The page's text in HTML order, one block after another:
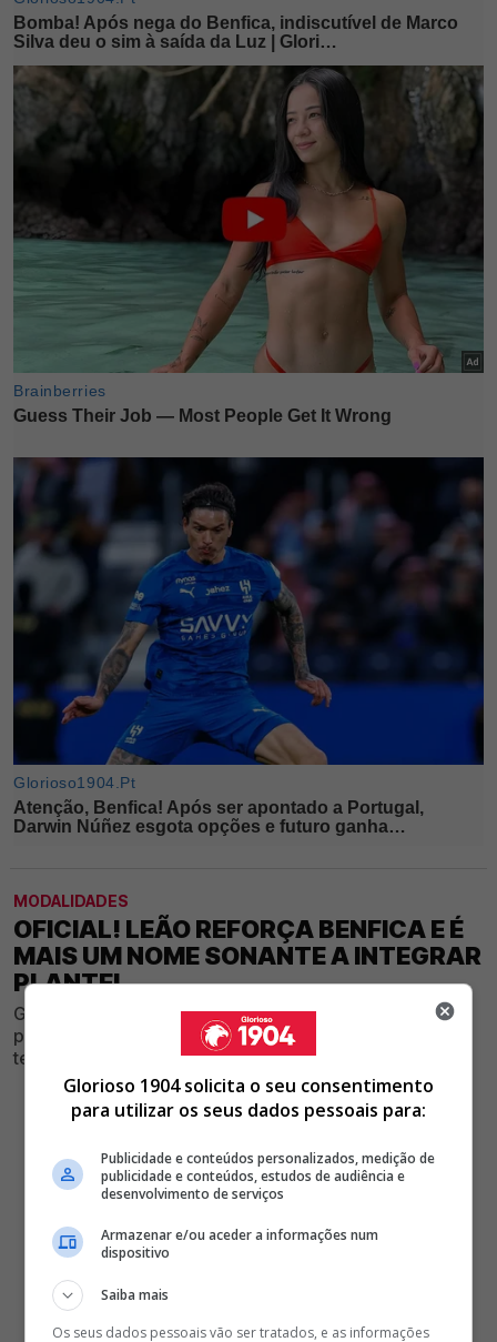
MODALIDADES
OFICIAL! LEÃO REFORÇA BENFICA E É
MAIS UM NOME SONANTE A INTEGRAR
PLANTEL
Glorioso segue na tentativa de apetrechar a sua equipa
para conseguir voltar ao topo da luta por títulos na
temporada de 2026/27
Glorioso 1904 solicita o seu consentimento
para utilizar os seus dados pessoais para:
Publicidade e conteúdos personalizados, medição de
publicidade e conteúdos, estudos de audiência e
desenvolvimento de serviços
Armazenar e/ou aceder a informações num
dispositivo
Saiba mais
Os seus dados pessoais vão ser tratados, e as informações